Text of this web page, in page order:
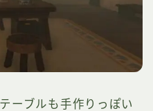
ーブルも手作りっぽい